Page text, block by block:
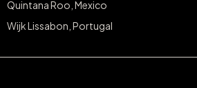
Quintana Roo, Mexico
Wijk Lissabon, Portugal